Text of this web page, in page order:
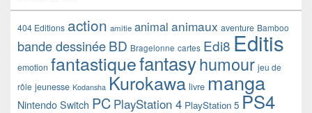
404 Editions action amitie animal animaux aventure Bamboo
bande dessinéeBD Bragelonne cartes Edi8 Editis
emotion fantastiquefantasyhumour jeu de
rôle jeunesse Kodansha Kurokawa livre manga
Nintendo Switch PC PlayStation 4 PlayStation 5 PS4